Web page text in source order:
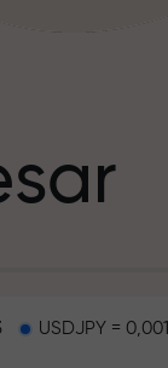
USDJPY = 0,001